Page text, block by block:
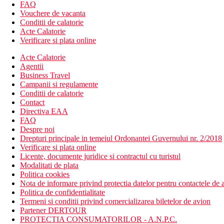
Activitati contra cost
biliard
sporturi nautice pe plaja
Mese
Demipensiune
Mic dejun si cina tip bufet.
Categoria oficiala
3 stele
Nota
Taxa turistica
Incepand cu 2025, in Grecia exista obligatia de a plati taxa
statiune in Grecia sunt (Aprilie – Octombrie): 5.00 €. Tarifele
Distanţe
250 m
Distanta pana la plaja
FAQ
Vouchere de vacanta
Conditii de calatorie
Acte Calatorie
Verificare si plata online
Acte Calatorie
Agentii
Business Travel
Campanii si regulamente
Conditii de calatorie
Contact
Directiva EAA
FAQ
Despre noi
Drepturi principale in temeiul Ordonantei Guvernului nr. 2/2018
Verificare si plata online
Licente, documente juridice si contractul cu turistul
Modalitati de plata
Politica cookies
Nota de informare privind protectia datelor pentru contactele de
Politica de confidentialitate
Termeni si conditii privind comercializarea biletelor de avion
Partener DERTOUR
PROTECTIA CONSUMATORILOR - A.N.P.C.